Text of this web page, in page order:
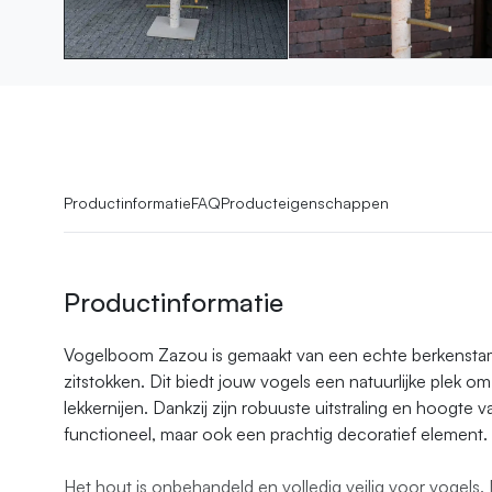
ProductinformatieFAQProducteigenschappen
Productinformatie
Vogelboom Zazou is gemaakt van een echte
zitstokken. Dit biedt jouw vogels een natuurlijke plek
lekkernijen. Dankzij zijn robuuste uitstraling en hoogte
functioneel, maar ook een prachtig decoratief element.
Het hout is onbehandeld en volledig veilig voor